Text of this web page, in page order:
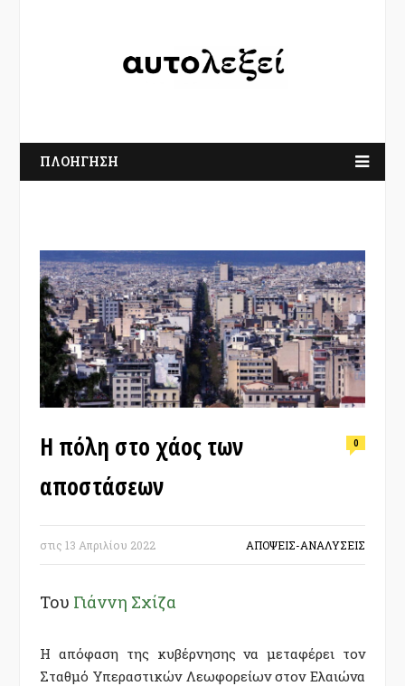
ΠΛΟΗΓΗΣΗ
Η πόλη στο χάος των
αποστάσεων
0
στις 13 Απριλίου 2022 ΑΠΟΨΕΙΣ-ΑΝΑΛΥΣΕΙΣ
Του Γιάννη Σχίζα
Η απόφαση της κυβέρνησης να μεταφέρει τον
Σταθμό Υπεραστικών Λεωφορείων στον Ελαιώνα